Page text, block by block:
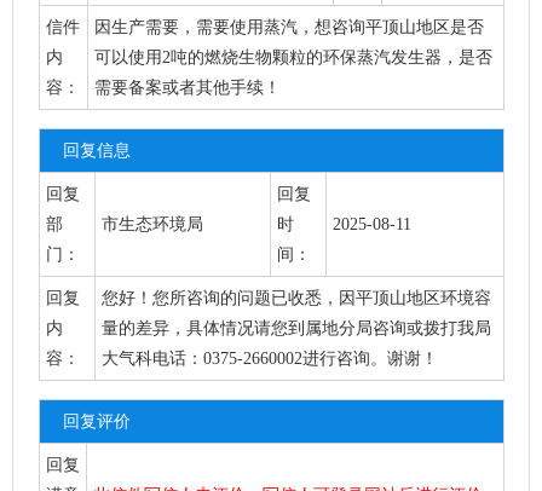
信件
内
容：
因生产需要，需要使用蒸汽，想咨询平顶山地区是否
可以使用2吨的燃烧生物颗粒的环保蒸汽发生器，是否
需要备案或者其他手续！
回复信息
回复
部
门：
市生态环境局
回复
时
间：
2025-08-11
回复
内
容：
您好！您所咨询的问题已收悉，因平顶山地区环境容
量的差异，具体情况请您到属地分局咨询或拨打我局
大气科电话：0375-2660002进行咨询。谢谢！
回复评价
回复